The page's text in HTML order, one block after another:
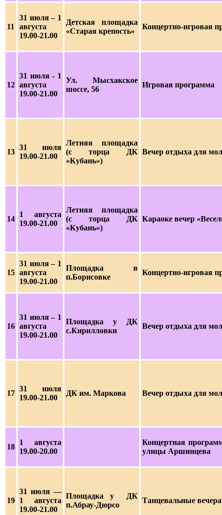
11
31 июля – 1
августа
19.00-21.00
Детская площадка
«Старая крепость»
Концертно-игровая
12
31 июля - 1
августа
19.00-21.00
Ул. Мысхакское
шоссе, 56
Игровая программа
13
31 июля
19.00-21.00
Летняя площадка
(с торца ДК
«Кубань»)
Вечер отдыха для
14
1 августа
19.00-21.00
Летняя площадка
(с торца ДК
«Кубань»)
Караоке вечер
15
31 июля– 1
августа
19.00-21.00
Площадка в
п.Борисовке
Концертно-игровая
16
31 июля– 1
августа
19.00-21.00
Площадка у ДК
с.Кирилловки
Вечер отдыха для
17
31 июля
19.00-21.00
ДК им. Маркова Вечер отдыха для
18
1 августа
19.00-20.00
Концертная
улицы Аршинцева
19
31 июля—
1 августа
19.00-21.00
Площадка у ДК
п.Абрау-Дюрсо
Танцевальные